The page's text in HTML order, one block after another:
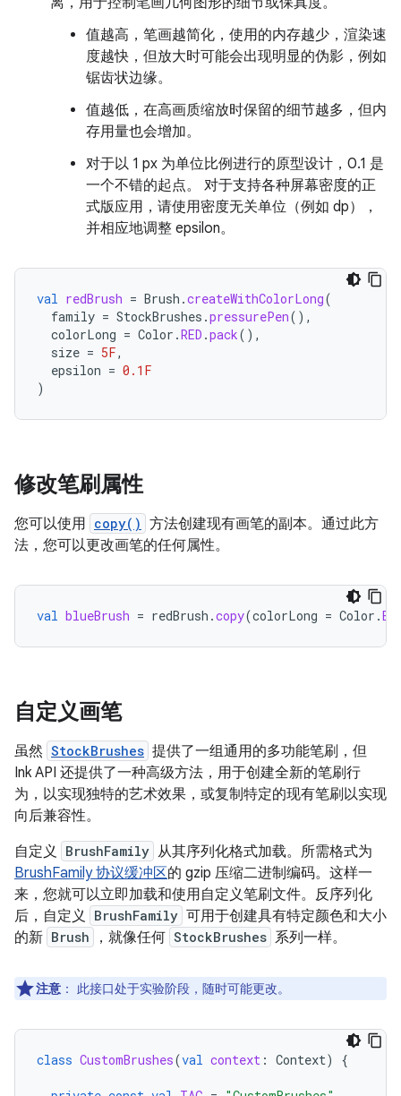
值越高，笔画越简化，使用的内存越少，渲染速
度越快，但放大时可能会出现明显的伪影，例如
锯齿状边缘。
值越低，在高画质缩放时保留的细节越多，但内
存用量也会增加。
对于以 1 px 为单位比例进行的原型设计，0.1 是
一个不错的起点。 对于支持各种屏幕密度的正
式版应用，请使用密度无关单位（例如 dp），
并相应地调整 epsilon。
val redBrush = Brush .createWithColorLong(
family = StockBrushes .pressurePen(),
colorLong = Color .RED .pack(),
size = 5F,
epsilon = 0.1F
)
修改笔刷属性
您可以使用 copy() 方法创建现有画笔的副本。通过此方
法，您可以更改画笔的任何属性。
val blueBrush = redBrush .copy(colorLong = Color .
自定义画笔
虽然 StockBrushes 提供了一组通用的多功能笔刷，但
Ink API 还提供了一种高级方法，用于创建全新的笔刷行
为，以实现独特的艺术效果，或复制特定的现有笔刷以实现
向后兼容性。
自定义 BrushFamily 从其序列化格式加载。所需格式为
BrushFamily 协议缓冲区的 gzip 压缩二进制编码。这样一
来，您就可以立即加载和使用自定义笔刷文件。反序列化
后，自定义 BrushFamily 可用于创建具有特定颜色和大小
的新 Brush ，就像任何 StockBrushes 系列一样。
注意 ： 此接口处于实验阶段，随时可能更改。
class CustomBrushes(val context : Context) {